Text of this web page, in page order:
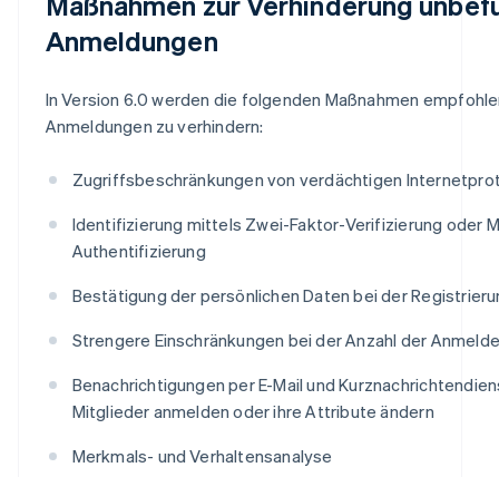
Anmeldungen
In Version 6.0 werden die folgenden Maßnahmen
Anmeldungen zu verhindern:
Zugriffsbeschränkungen von verdächtigen
Identifizierung mittels Zwei-Faktor-Verifizierung oder
Authentifizierung
Bestätigung der persönlichen Daten bei der
Strengere Einschränkungen bei der Anzahl der
Benachrichtigungen per E-Mail und
Mitglieder anmelden oder ihre Attribute ändern
Merkmals- und Verhaltensanalyse